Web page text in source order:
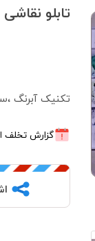
تابلو نقاشی
تکنیک آبرنگ
گزارش تخلف